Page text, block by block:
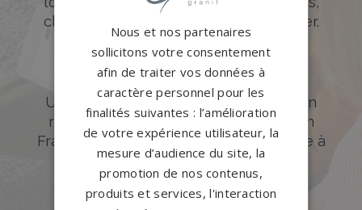
classiques ou originales à personnaliser.
DÉCOUVREZ NOTRE CATALOGUE
Accompagnement sur-mesure
Un accompagnement sur mesure et un
réseau de 1200 partenaires partout en
France. Personnalisation avancée grâce à
notre configurateur 3D en ligne.
PERSONNALISEZ VOTRE MONUMENT
Nous et nos partenaires
sollicitons votre consentement
afin de traiter vos données à
caractère personnel pour les
finalités suivantes : l’amélioration
de votre expérience utilisateur, la
mesure d’audience du site, la
promotion de nos contenus,
produits et services, l'interaction